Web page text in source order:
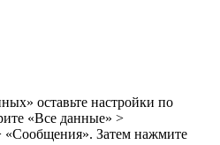
оставьте настройки по
«Все данные» >
«Сообщения». Затем нажмите